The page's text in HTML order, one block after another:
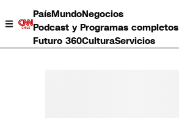
PaísMundoNegocios
Podcast y Programas completos
Futuro 360CulturaServicios